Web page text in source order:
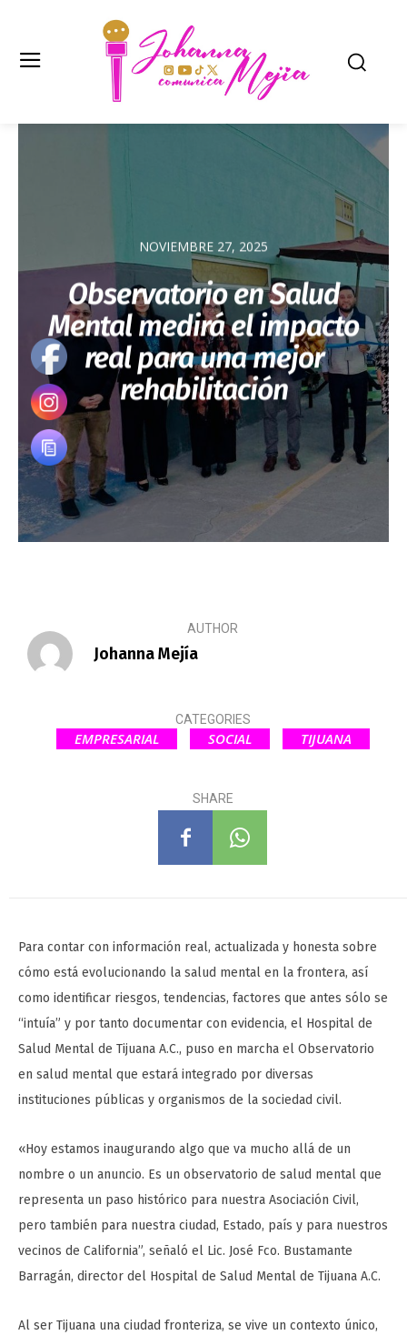
NOVIEMBRE 27, 2025
Observatorio en Salud
Mental medirá el impacto
real para una mejor
rehabilitación
AUTHOR
Johanna Mejía
CATEGORIES
EMPRESARIAL SOCIAL TIJUANA
SHARE
Para contar con información real, actualizada y honesta sobre
cómo está evolucionando la salud mental en la frontera, así
como identificar riesgos, tendencias, factores que antes sólo se
“intuía” y por tanto documentar con evidencia, el Hospital de
Salud Mental de Tijuana A.C., puso en marcha el Observatorio
en salud mental que estará integrado por diversas
instituciones públicas y organismos de la sociedad civil.
«Hoy estamos inaugurando algo que va mucho allá de un
nombre o un anuncio. Es un observatorio de salud mental que
representa un paso histórico para nuestra Asociación Civil,
pero también para nuestra ciudad, Estado, país y para nuestros
vecinos de California”, señaló el Lic. José Fco. Bustamante
Barragán, director del Hospital de Salud Mental de Tijuana A.C.
Al ser Tijuana una ciudad fronteriza, se vive un contexto único,